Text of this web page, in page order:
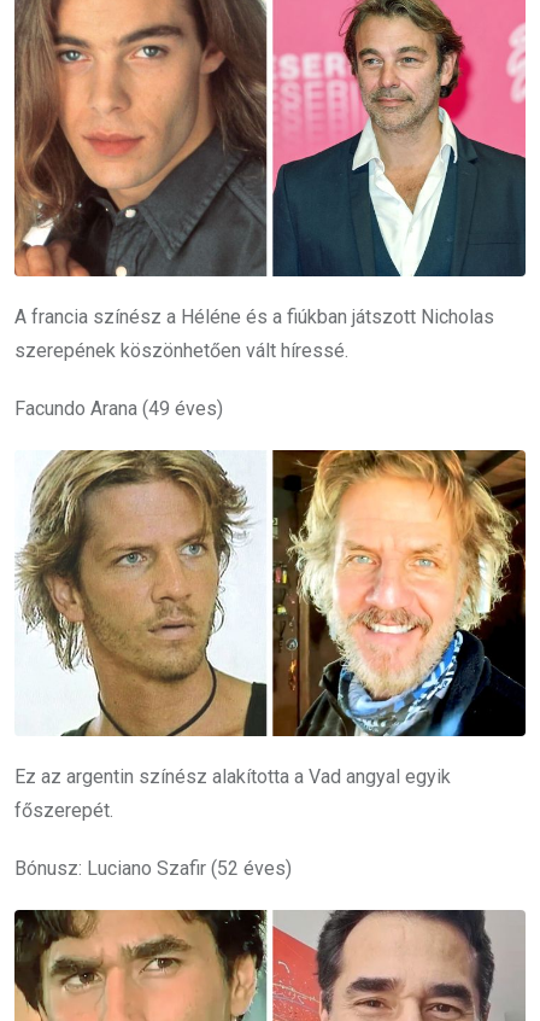
A francia színész a Héléne és a fiúkban játszott Nicholas
szerepének köszönhetően vált híressé.
Facundo Arana (49 éves)
Ez az argentin színész alakította a Vad angyal egyik
főszerepét.
Bónusz: Luciano Szafir (52 éves)